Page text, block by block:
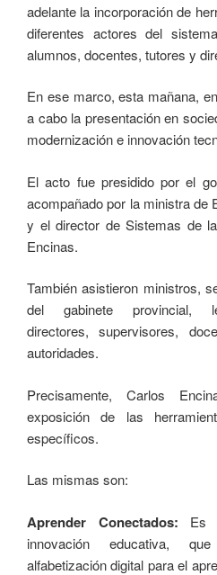
adelante la incorporación de
diferentes actores del
alumnos, docentes, tutores y
En ese marco, esta mañana,
a cabo la presentación en
modernización e innovación
El acto fue presidido por el
acompañado por la ministra de
y el director de Sistemas de
Encinas.
También asistieron ministros,
del gabinete provincial,
directores, supervisores,
autoridades.
Precisamente, Carlos
exposición de las
específicos.
Las mismas son:
Aprender Conectados: Es
innovación educativa,
alfabetización digital para el